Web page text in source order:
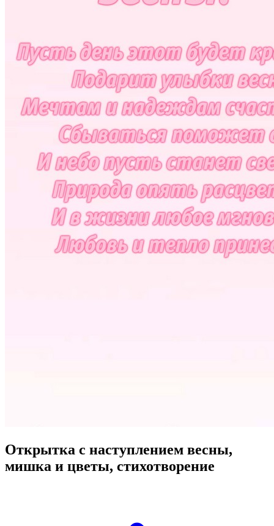
Открытка с наступлением весны,
мишка и цветы, стихотворение